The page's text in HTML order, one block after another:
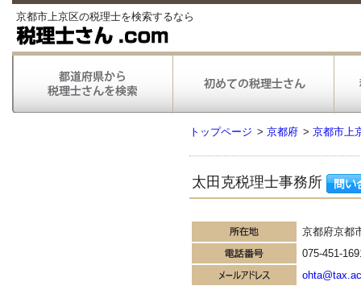
京都市上京区の税理士を検索するなら
トップページ > 京都府 > 京都市上
太田克税理士事務所
京都府京都
075-451-
ohta@tax.ac